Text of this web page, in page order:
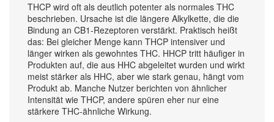
THCP wird oft als deutlich potenter als normales THC
beschrieben. Ursache ist die längere Alkylkette, die die
Bindung an CB1-Rezeptoren verstärkt. Praktisch heißt
das: Bei gleicher Menge kann THCP intensiver und
länger wirken als gewohntes THC. HHCP tritt häufiger in
Produkten auf, die aus HHC abgeleitet wurden und wirkt
meist stärker als HHC, aber wie stark genau, hängt vom
Produkt ab. Manche Nutzer berichten von ähnlicher
Intensität wie THCP, andere spüren eher nur eine
stärkere THC-ähnliche Wirkung.